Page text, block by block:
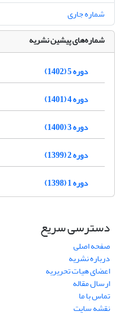
شماره جاری
شماره‌های پیشین نشریه
دوره 5 (1402)
دوره 4 (1401)
دوره 3 (1400)
دوره 2 (1399)
دوره 1 (1398)
دسترسی سریع
صفحه اصلی
درباره نشریه
اعضای هیات تحریریه
ارسال مقاله
تماس با ما
نقشه سایت